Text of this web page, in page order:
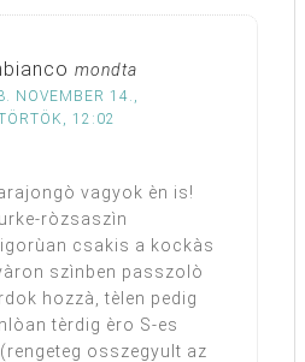
mondta
NOVEMBER 14.,
12:02
vagyok èn is!
ròzsaszìn
csakis a kockàs
szìnben passzolò
hozzà, tèlen pedig
tèrdig èro S-es
osszegyult az